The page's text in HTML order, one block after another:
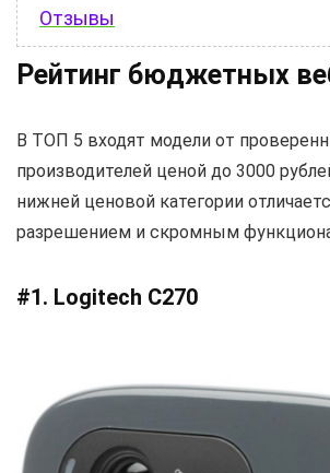
Отзывы
Рейтинг бюджетных
В ТОП 5 входят модели от
производителей ценой до 3000
нижней ценовой категории
разрешением и скромным
#1. Logitech C270